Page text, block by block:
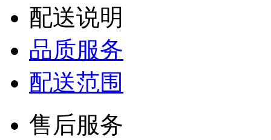
配送说明
品质服务
配送范围
售后服务